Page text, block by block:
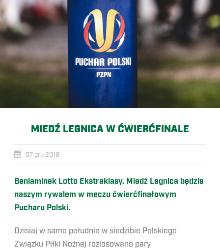
MIEDŹ LEGNICA W ĆWIERĆFINALE
07 gru 2018
Beniaminek Lotto Ekstraklasy, Miedź Legnica będzie
naszym rywalem w meczu ćwierćfinałowym
Pucharu Polski.
Dzisiaj w samo południe w siedzibie Polskiego
Związku Piłki Nożnej rozlosowano pary